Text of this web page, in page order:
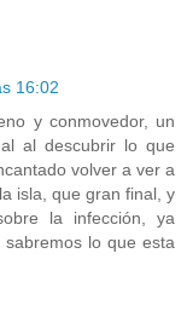
16:02
y conmovedor, un
al descubrir lo que
volver a ver a
isla, que gran final, y
la infección, ya
lo que esta